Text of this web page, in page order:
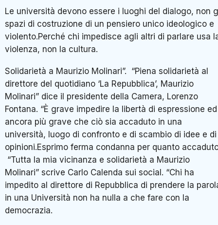
Le università devono essere i luoghi del dialogo, non
spazi di costruzione di un pensiero unico ideologico e
violento.Perché chi impedisce agli altri di parlare usa
violenza, non la cultura.
Solidarietà a Maurizio Molinari”. “Piena solidarietà al
direttore del quotidiano ‘La Repubblica’, Maurizio
Molinari” dice il presidente della Camera, Lorenzo
Fontana. “È grave impedire la libertà di espressione
ancora più grave che ciò sia accaduto in una
università, luogo di confronto e di scambio di idee e di
opinioni.Esprimo ferma condanna per quanto
“Tutta la mia vicinanza e solidarietà a Maurizio
Molinari” scrive Carlo Calenda sui social. “Chi ha
impedito al direttore di Repubblica di prendere la
in una Università non ha nulla a che fare con la
democrazia.